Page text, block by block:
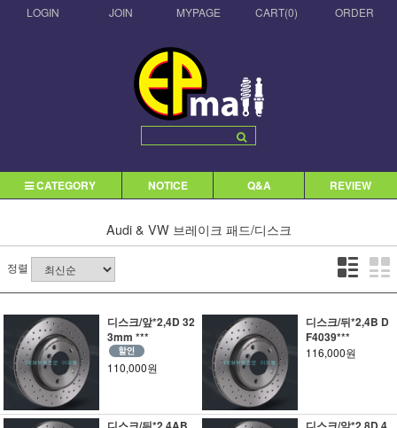
LOGIN JOIN MYPAGE CART(0) ORDER
CATEGORY NOTICE Q&A REVIEW
Audi & VW 브레이크 패드/디스크
정렬
디스크/앞*2,4D 32
3mm ***
110,000원
디스크/뒤*2,4B D
F4039***
116,000원